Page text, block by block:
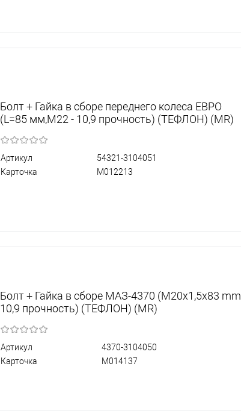
Болт + Гайка в сборе переднего колеса ЕВРО
(L=85 мм,М22 - 10,9 прочность) (ТЕФЛОН) (MR)
Артикул
54321-3104051
Карточка
М012213
Болт + Гайка в сборе МАЗ-4370 (М20х1,5х83 mm
10,9 прочность) (ТЕФЛОН) (MR)
Артикул
4370-3104050
Карточка
М014137